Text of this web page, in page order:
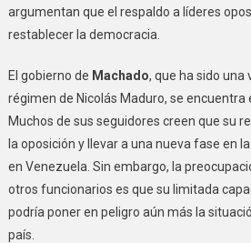
argumentan que el respaldo a líderes
restablecer la democracia.
El gobierno de Machado, que ha sido una
régimen de Nicolás Maduro, se encuentra
Muchos de sus seguidores creen que su
la oposición y llevar a una nueva fase en
en Venezuela. Sin embargo, la
otros funcionarios es que su limitada
podría poner en peligro aún más la
país.